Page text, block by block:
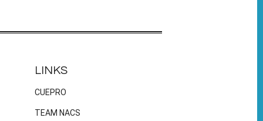
LINKS
CUEPRO
TEAM NACS